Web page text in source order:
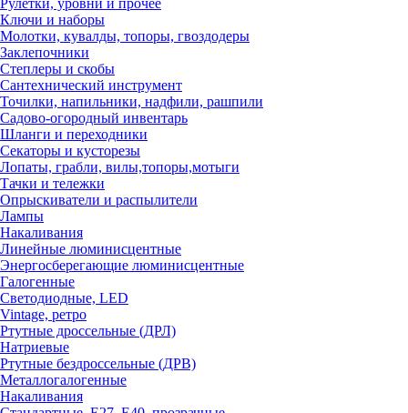
Рулетки, уровни и прочее
Ключи и наборы
Молотки, кувалды, топоры, гвоздодеры
Заклепочники
Степлеры и скобы
Сантехнический инструмент
Точилки, напильники, надфили, рашпили
Садово-огородный инвентарь
Шланги и переходники
Секаторы и кусторезы
Лопаты, грабли, вилы,топоры,мотыги
Тачки и тележки
Опрыскиватели и распылители
Лампы
Накаливания
Линейные люминисцентные
Энергосберегающие люминисцентные
Галогенные
Светодиодные, LED
Vintage, ретро
Ртутные дроссельные (ДРЛ)
Натриевые
Ртутные бездроссельные (ДРВ)
Металлогалогенные
Накаливания